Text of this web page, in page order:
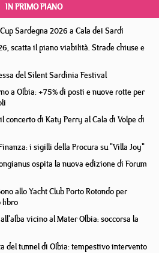
IN PRIMO PIANO
Sardegna 2026 a Cala dei Sardi
scatta il piano viabilità. Strade chiuse e
del Silent Sardinia Festival
a Olbia: +75% di posti e nuove rotte per
concerto di Katy Perry al Cala di Volpe di
i sigilli della Procura su "Villa Joy"
ospita la nuova edizione di Forum
allo Yacht Club Porto Rotondo per
libro
vicino al Mater Olbia: soccorsa la
del tunnel di Olbia: tempestivo intervento